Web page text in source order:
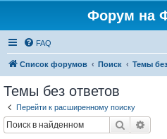
Форум на
FAQ
Список форумов Поиск Темы
Темы без ответов
Перейти к расширенному поиску
Поиск